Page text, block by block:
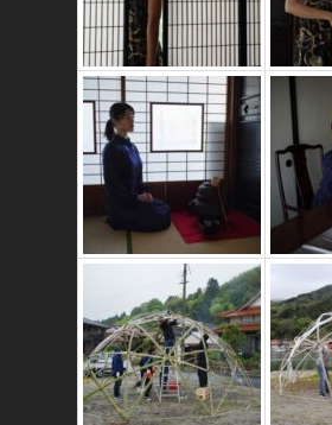
かたゑ庵築100年
の古民家